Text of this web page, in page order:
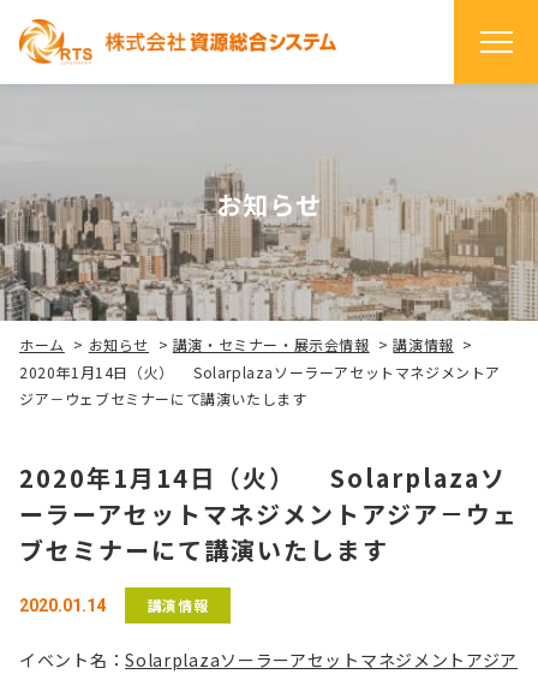
お知らせ
ホーム > お知らせ > 講演・セミナー・展示会情報 >講演情報 >
2020年1月14日（火） Solarplazaソーラーアセットマネジメントア
ジア－ウェブセミナーにて講演いたします
2020年1月14日（火） Solarplazaソ
ーラーアセットマネジメントアジア－ウェ
ブセミナーにて講演いたします
2020.01.14 講演情報
イベント名：Solarplazaソーラーアセットマネジメントアジア